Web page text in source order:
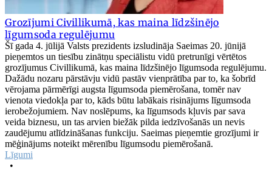
Grozījumi Civillikumā, kas maina līdzšinējo
līgumsoda regulējumu
Šī gada 4. jūlijā Valsts prezidents izsludināja Saeimas 20. jūnijā
pieņemtos un tiesību zinātņu speciālistu vidū pretrunīgi vērtētos
grozījumus Civillikumā, kas maina līdzšinējo līgumsoda regulējumu.
Dažādu nozaru pārstāvju vidū pastāv vienprātība par to, ka šobrīd
vērojama pārmērīgi augsta līgumsoda piemērošana, tomēr nav
vienota viedokļa par to, kāds būtu labākais risinājums līgumsoda
ierobežojumiem. Nav noslēpums, ka līgumsods kļuvis par sava
veida biznesu, un tas arvien biežāk pilda iedzīvošanās un nevis
zaudējumu atlīdzināšanas funkciju. Saeimas pieņemtie grozījumi ir
mēģinājums noteikt mērenību līgumsodu piemērošanā.
Līgumi
•